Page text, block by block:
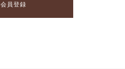
会員登録